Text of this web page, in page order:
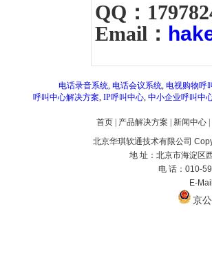
QQ：
Email：
电话录音系统,电话会议系统,电视购物呼
呼叫中心解决方案,IP呼叫中心,中小企业呼叫中
首页 产品解决方案 新闻中心
北京华琪软通技术有限公司
地 址：北京市海淀区
电 话：010-
E-
京